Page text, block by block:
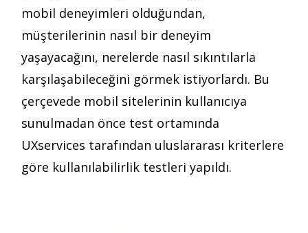
mobil deneyimleri olduğundan,
müşterilerinin nasıl bir deneyim
yaşayacağını, nerelerde nasıl sıkıntılarla
karşılaşabileceğini görmek istiyorlardı. Bu
çerçevede mobil sitelerinin kullanıcıya
sunulmadan önce test ortamında
UXservices tarafından uluslararası kriterlere
göre kullanılabilirlik testleri yapıldı.